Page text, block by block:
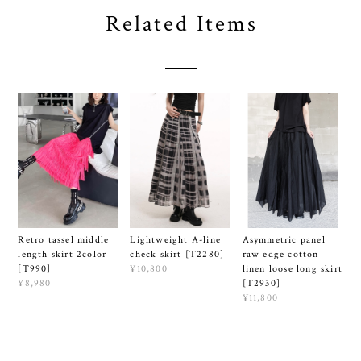
Related Items
Retro tassel middle
length skirt 2color
[T990]
¥8,980
Lightweight A-line
check skirt [T2280]
¥10,800
Asymmetric panel
raw edge cotton
linen loose long skirt
[T2930]
¥11,800